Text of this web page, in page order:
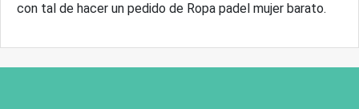
con tal de hacer un pedido de Ropa padel mujer barato.